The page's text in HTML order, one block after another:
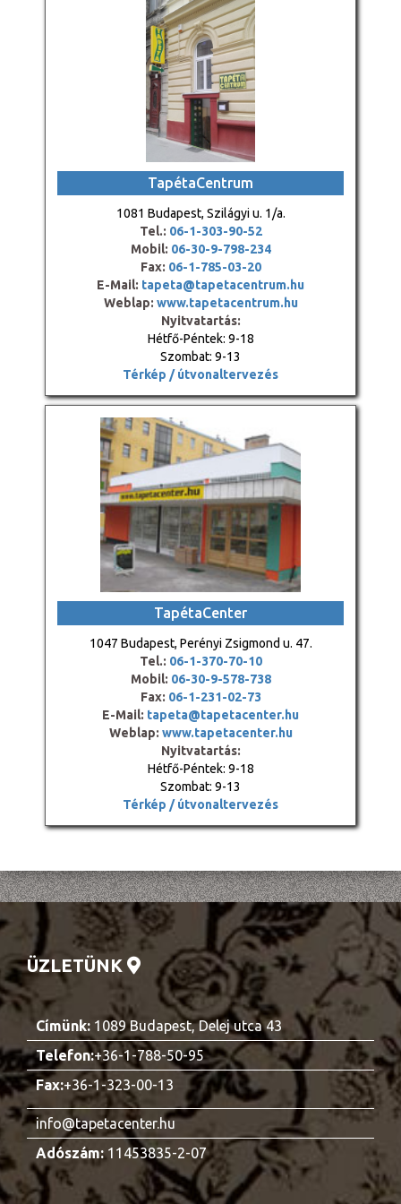
TapétaCentrum
1081 Budapest, Szilágyi u. 1/a.
Tel.: 06-1-303-90-52
Mobil: 06-30-9-798-234
Fax: 06-1-785-03-20
E-Mail: tapeta@tapetacentrum.hu
Weblap: www.tapetacentrum.hu
Nyitvatartás:
Hétfő-Péntek: 9-18
Szombat: 9-13
Térkép / útvonaltervezés
TapétaCenter
1047 Budapest, Perényi Zsigmond u. 47.
Tel.: 06-1-370-70-10
Mobil: 06-30-9-578-738
Fax: 06-1-231-02-73
E-Mail: tapeta@tapetacenter.hu
Weblap: www.tapetacenter.hu
Nyitvatartás:
Hétfő-Péntek: 9-18
Szombat: 9-13
Térkép / útvonaltervezés
ÜZLETÜNK
Címünk: 1089 Budapest, Delej utca 43
Telefon:+36-1-788-50-95
Fax:+36-1-323-00-13
info@tapetacenter.hu
Adószám:11453835-2-07